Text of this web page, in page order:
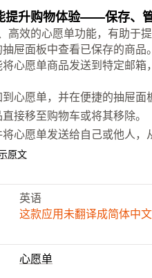
提升购物体验——保存、
高效的心愿单功能，有助于
屉面板中查看已保存的商
心愿单商品发送到特定邮
心愿单，并在便捷的抽屉面
接移至购物车或将其移除。
心愿单发送给自己或他人，
原文
英语
这款应用未翻译成简体中文
心愿单